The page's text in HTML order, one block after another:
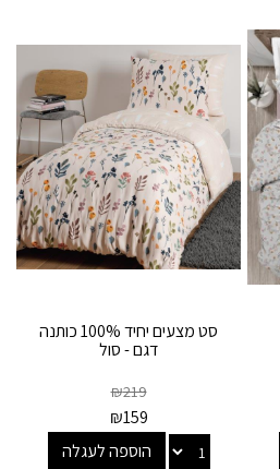
סט מצעים יחיד 100% כותנה
דגם - סול
₪219
₪159
הוספה לעגלה